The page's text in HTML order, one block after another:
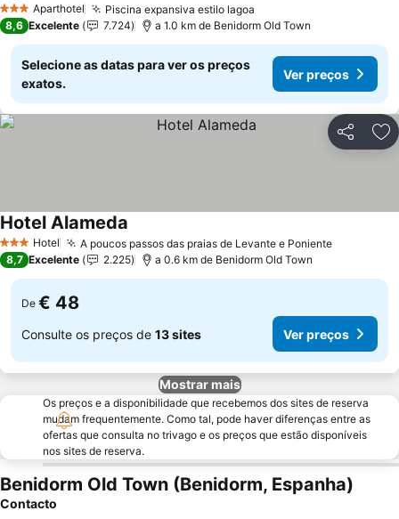
3 EstrelasAparthotel Piscina expansiva estilo lagoa
8,6 Excelente 7.724 a 1.0 km de Benidorm Old Town
Selecione as datas para ver os preços
exatos.
Ver preços
Partilhar
3 EstrelasHotel A poucos passos das praias de Levante e PonienteVer
Hotel Alameda
8,7 Excelente 2.225 a 0.6 km de Benidorm Old Town
De € 48
Consulte os preços de 13 sites Ver preços
Mostrar mais
Os preços e a disponibilidade que recebemos dos sites de reserva
mudam frequentemente. Como tal, pode haver diferenças entre as
ofertas que consulta no trivago e os preços que estão disponíveis
nos sites de reserva.
Benidorm Old Town (Benidorm, Espanha)
Contacto